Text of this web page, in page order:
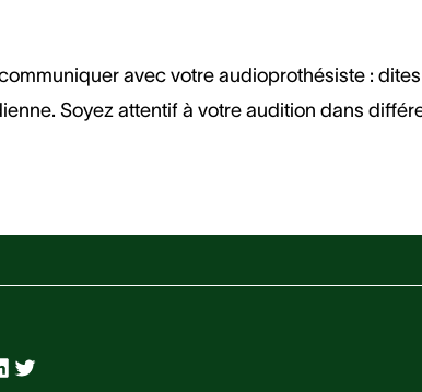
avec votre audioprothésiste :
Soyez attentif à votre audition dans